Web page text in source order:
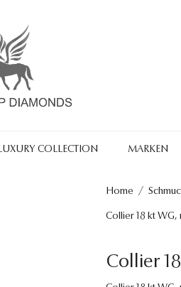
COLLECTION MARKEN
Home /
Collier 18 kt WG,
Collier